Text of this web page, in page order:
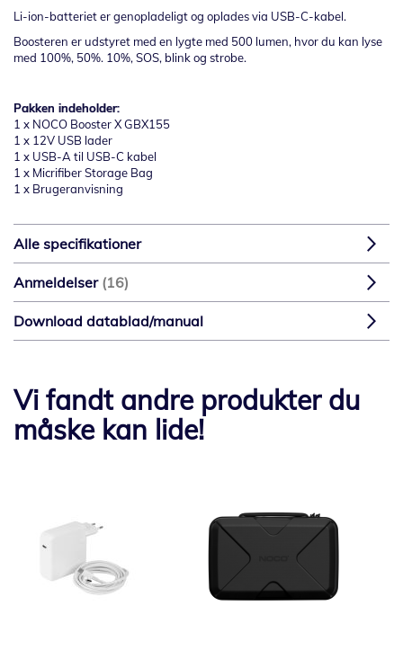
Li-ion-batteriet er genopladeligt og oplades via USB-C-kabel.
Boosteren er udstyret med en lygte med 500 lumen, hvor du kan lyse
med 100%, 50%. 10%, SOS, blink og strobe.
Pakken indeholder:
1 x NOCO Booster X GBX155
1 x 12V USB lader
1 x USB-A til USB-C kabel
1 x Micrifiber Storage Bag
1 x Brugeranvisning
Alle specifikationer
Anmeldelser 16
Download datablad/manual
Vi fandt andre produkter du
måske kan lide!